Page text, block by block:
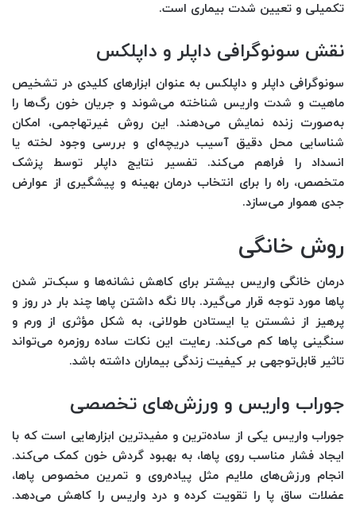
تکمیلی و تعیین شدت بیماری است.
نقش سونوگرافی داپلر و داپلکس
سونوگرافی داپلر و داپلکس به عنوان ابزارهای کلیدی در تشخیص
ماهیت و شدت واریس شناخته می‌شوند و جریان خون رگ‌ها را
به‌صورت زنده نمایش می‌دهند. این روش غیرتهاجمی، امکان
شناسایی محل دقیق آسیب دریچه‌ای و بررسی وجود لخته یا
انسداد را فراهم می‌کند. تفسیر نتایج داپلر توسط پزشک
متخصص، راه را برای انتخاب درمان بهینه و پیشگیری از عوارض
جدی هموار می‌سازد.
روش خانگی
درمان خانگی واریس بیشتر برای کاهش نشانه‌ها و سبک‌تر شدن
پاها مورد توجه قرار می‌گیرد. بالا نگه داشتن پاها چند بار در روز و
پرهیز از نشستن یا ایستادن طولانی، به شکل مؤثری از ورم و
سنگینی پاها کم می‌کند. رعایت این نکات ساده روزمره می‌تواند
تاثیر قابل‌توجهی بر کیفیت زندگی بیماران داشته باشد.
جوراب واریس و ورزش‌های تخصصی
جوراب واریس یکی از ساده‌ترین و مفیدترین ابزارهایی است که با
ایجاد فشار مناسب روی پاها، به بهبود گردش خون کمک می‌کند.
انجام ورزش‌های ملایم مثل پیاده‌روی و تمرین مخصوص پاها،
عضلات ساق پا را تقویت کرده و درد واریس را کاهش می‌دهد.